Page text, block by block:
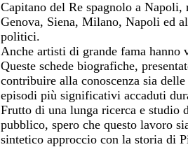
Capitano del Re spagnolo a
Genova, Siena, Milano, Napoli ed
politici.
Anche artisti di grande fama hanno
Queste schede biografiche,
contribuire alla conoscenza sia
episodi più significativi accaduti
Frutto di una lunga ricerca e studio
pubblico, spero che questo lavoro
sintetico approccio con la storia di